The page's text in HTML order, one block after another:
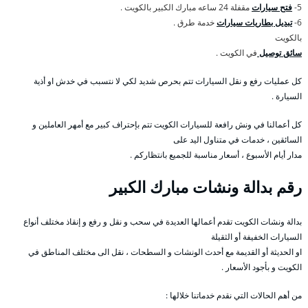
5- فتح سياراتمقفلة 24 ساعه مبارك الكبير بالكويت .
6- تبديل بطاريات سياراتخدمة طرق .
بالكويت
سائق توصيل في الكويت .
كل عمليات رفع و نقل السيارات تتم بحرص شديد لكي لا نتسبب في خدش او أذية
السيارة .
كل أعمالنا في ونش رافعة للسيارات الكويت تتم بإحتراف كبير مع أمهر العاملين و
السائقين ، خدمات في متناول اليد على
مدار أيام الأسبوع ، أسعار مناسبة للجميع بانتظاركم .
رقم بدالة ونشات مبارك الكبير
بدالة ونشات الكويت تقدم أعمالها العديدة في سحب و نقل و رفع و إنقاذ مختلف أنواع
السيارات الخفيفة أو الثقيلة
او الحديثة أو القديمة مع أحدث الونشات و السطحات ، نقل الى مختلف المناطق في
الكويت و بأجود الأسعار .
من أهم الحالات التي نقدم خدماتنا خلالها :